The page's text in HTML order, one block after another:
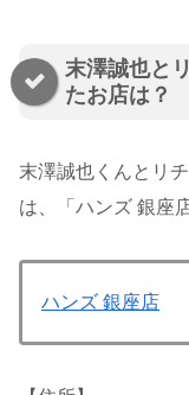
末澤誠也と
たお店は？
末澤誠也くんとリ
は、「ハンズ 銀座
ハンズ 銀座店